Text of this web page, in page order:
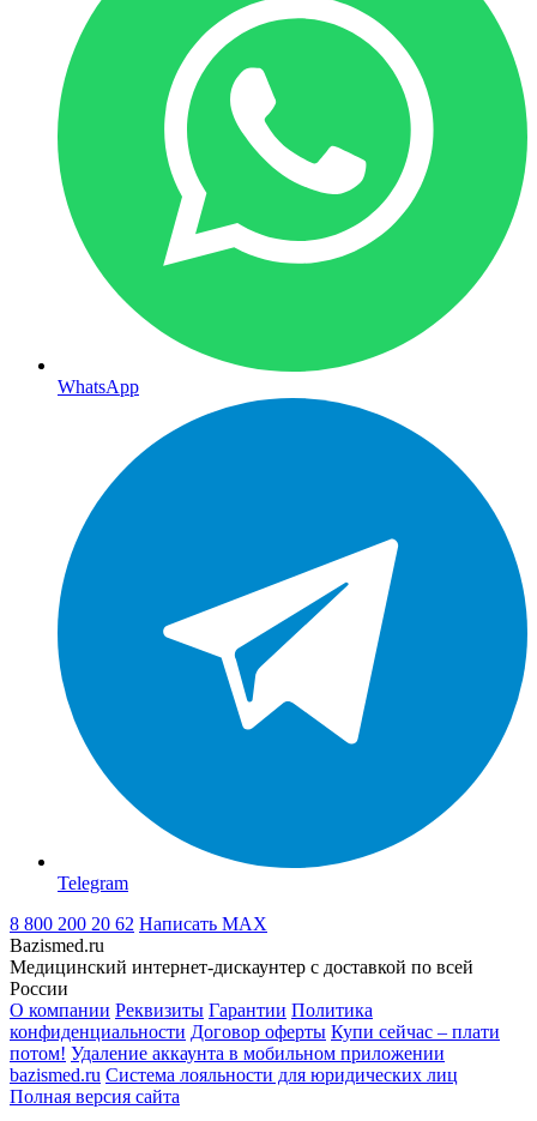
WhatsApp
Telegram
8 800 200 20 62 Написать MAX
Bazismed.ru
Медицинский интернет-дискаунтер с доставкой по всей
России
О компании Реквизиты Гарантии Политика
конфиденциальности Договор оферты Купи сейчас – плати
потом! Удаление аккаунта в мобильном приложении
bazismed.ru Система лояльности для юридических лиц
Полная версия сайта